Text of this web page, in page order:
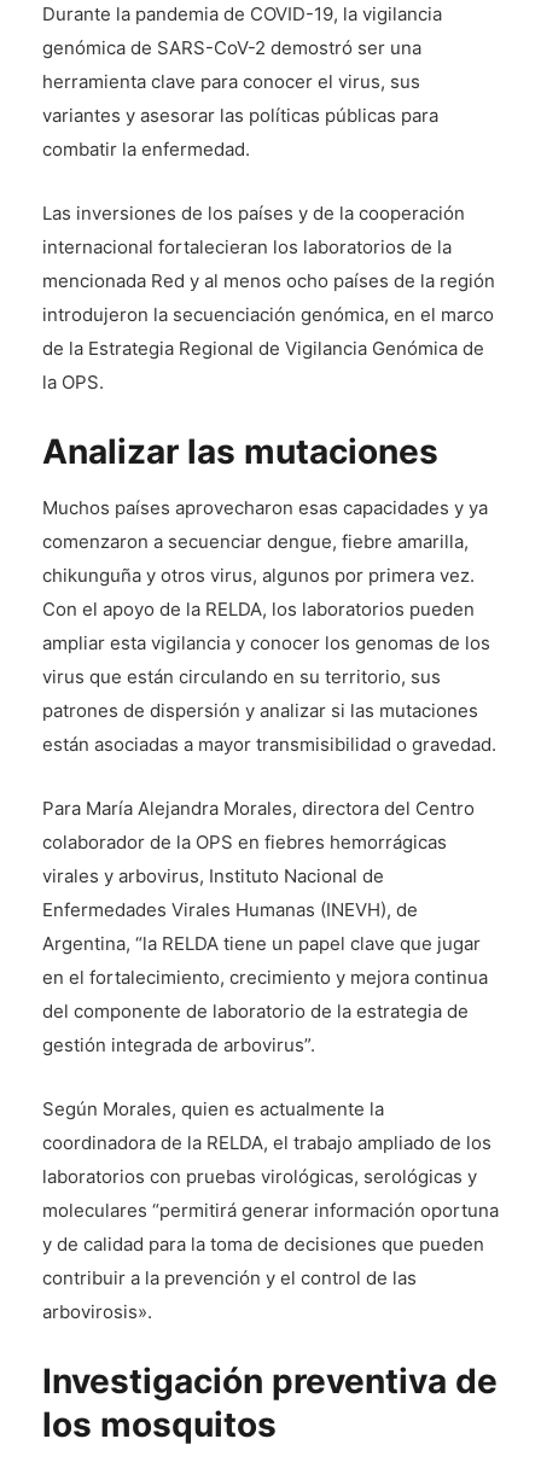
Durante la pandemia de COVID-19, la vigilancia
genómica de SARS-CoV-2 demostró ser una
herramienta clave para conocer el virus, sus
variantes y asesorar las políticas públicas para
combatir la enfermedad.
Las inversiones de los países y de la cooperación
internacional fortalecieran los laboratorios de la
mencionada Red y al menos ocho países de la región
introdujeron la secuenciación genómica, en el marco
de la Estrategia Regional de Vigilancia Genómica de
la OPS.
Analizar las mutaciones
Muchos países aprovecharon esas capacidades y ya
comenzaron a secuenciar dengue, fiebre amarilla,
chikunguña y otros virus, algunos por primera vez.
Con el apoyo de la RELDA, los laboratorios pueden
ampliar esta vigilancia y conocer los genomas de los
virus que están circulando en su territorio, sus
patrones de dispersión y analizar si las mutaciones
están asociadas a mayor transmisibilidad o gravedad.
Para María Alejandra Morales, directora del Centro
colaborador de la OPS en fiebres hemorrágicas
virales y arbovirus, Instituto Nacional de
Enfermedades Virales Humanas (INEVH), de
Argentina, “la RELDA tiene un papel clave que jugar
en el fortalecimiento, crecimiento y mejora continua
del componente de laboratorio de la estrategia de
gestión integrada de arbovirus”.
Según Morales, quien es actualmente la
coordinadora de la RELDA, el trabajo ampliado de los
laboratorios con pruebas virológicas, serológicas y
moleculares “permitirá generar información oportuna
y de calidad para la toma de decisiones que pueden
contribuir a la prevención y el control de las
arbovirosis».
Investigación preventiva de
los mosquitos